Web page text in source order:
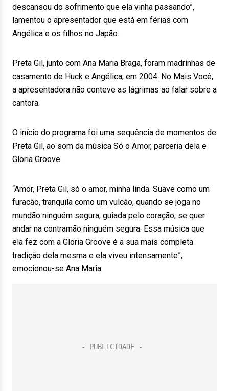
descansou do sofrimento que ela vinha passando”,
lamentou o apresentador que está em férias com
Angélica e os filhos no Japão.
Preta Gil, junto com Ana Maria Braga, foram madrinhas de
casamento de Huck e Angélica, em 2004. No Mais Você,
a apresentadora não conteve as lágrimas ao falar sobre a
cantora.
O início do programa foi uma sequência de momentos de
Preta Gil, ao som da música Só o Amor, parceria dela e
Gloria Groove.
“Amor, Preta Gil, só o amor, minha linda. Suave como um
furacão, tranquila como um vulcão, quando se joga no
mundão ninguém segura, guiada pelo coração, se quer
andar na contramão ninguém segura. Essa música que
ela fez com a Gloria Groove é a sua mais completa
tradição dela mesma e ela viveu intensamente”,
emocionou-se Ana Maria.